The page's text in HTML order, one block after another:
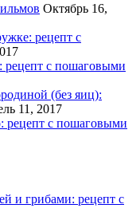
Октябрь 16,
рецепт с
рецепт с пошаговыми
(без яиц):
11, 2017
рецепт с пошаговыми
и грибами: рецепт с